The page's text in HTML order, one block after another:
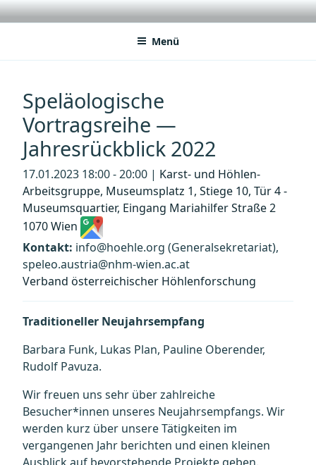
Zum
InhaltVWGÖ
Menü
Speläologische
Vortragsreihe —
Jahresrückblick 2022
17.01.2023 18:00 - 20:00 | Karst- und Höhlen-
Arbeitsgruppe, Museumsplatz 1, Stiege 10, Tür 4 -
Museumsquartier, Eingang Mariahilfer Straße 2
1070 Wien
Kontakt: info@hoehle.org (Generalsekretariat),
speleo.austria@nhm-wien.ac.at
Verband österreichischer Höhlenforschung
Traditioneller Neujahrsempfang
Barbara Funk, Lukas Plan, Pauline Oberender,
Rudolf Pavuza.
Wir freuen uns sehr über zahlreiche
Besucher*innen unseres Neujahrsempfangs. Wir
werden kurz über unsere Tätigkeiten im
vergangenen Jahr berichten und einen kleinen